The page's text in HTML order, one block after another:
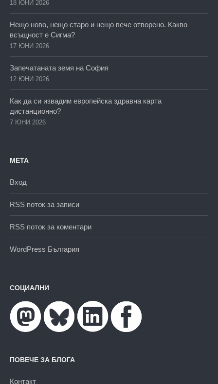
18 ЮНИ 2026
Нещо ново, нещо старо и нещо вече отворено. Какво
всъщност е Сигма?
17 ЮНИ 2026
Запечатаната земя на София
12 ЮНИ 2026
Как да си извадим европейска здравна карта
дистанционно?
7 ЮНИ 2026
МЕТА
Вход
RSS поток за записи
RSS поток за коментари
WordPress България
СОЦИАЛНИ
ПОВЕЧЕ ЗА БЛОГА
Контакт